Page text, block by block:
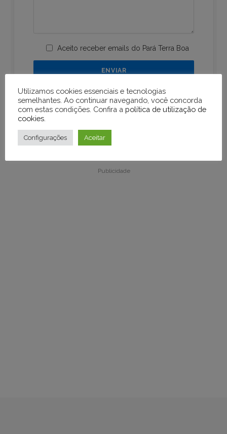
Aceito receber emails do Pará Terra Boa
Publicidade
Publicidade
Utilizamos cookies essenciais e tecnologias
semelhantes. Ao continuar navegando, você concorda
com estas condições. Confira a política de utilização de
cookies
Configurações Aceitar